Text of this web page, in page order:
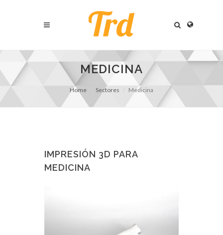
MEDICINA
Home Sectores Medicina
IMPRESIÓN 3D PARA
MEDICINA